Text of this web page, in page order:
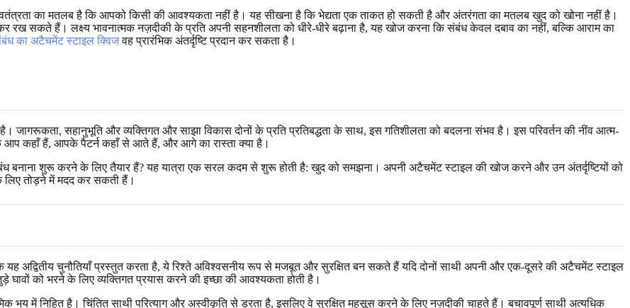
का मतलब है कि आपको किसी की आवश्यकता नहीं है। यह सीखना है कि भेद्यता एक ताकत हो सकती है और अंतरंगता का मतलब खुद को खोना नहीं है।
सकते हैं। लक्ष्य भावनात्मक नज़दीकी के प्रति अपनी सहनशीलता को धीरे-धीरे बढ़ाना है, यह खोज करना कि संबंध केवल दबाव का नहीं, बल्कि आराम का
का अटैचमेंट स्टाइल क्विजवह प्रारंभिक अंतर्दृष्टि प्रदान कर सकता है।
जागरूकता, सहानुभूति और व्यक्तिगत और साझा विकास दोनों के प्रति प्रतिबद्धता के साथ, इस गतिशीलता को बदलना संभव है। इस परिवर्तन की नींव आत्म-
आप कहाँ हैं, आपके पैटर्न कहाँ से आते हैं, और आगे का रास्ता क्या है।
शुरू करने के लिए तैयार हैं? यह यात्रा एक सरल कदम से शुरू होती है: खुद को समझना। अपनी अटैचमेंट स्टाइल की खोज करने और उन अंतर्दृष्टियों को
तोड़ने में मदद कर सकती हैं।
यह अद्वितीय चुनौतियाँ प्रस्तुत करता है, ये रिश्ते अविश्वसनीय रूप से मजबूत और सुरक्षित बन सकते हैं यदि दोनों साथी अपनी और एक-दूसरे की अटैचमेंट स्टाइल
को भरने के लिए व्यक्तिगत प्रयास करने की इच्छा की आवश्यकता होती है।
भय में निहित है। चिंतित साथी परित्याग और अस्वीकृति से डरता है, इसलिए वे सुरक्षित महसूस करने के लिए नज़दीकी चाहते हैं। बचावपूर्ण साथी अत्यधिक